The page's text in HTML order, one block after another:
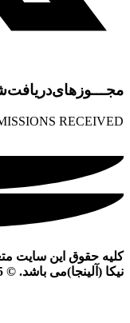
RECEIVED
کلیه حقوق این سایت
نیکا (آلینجا)می باشد. © Copyrights Allinja Shop - 1398-1405